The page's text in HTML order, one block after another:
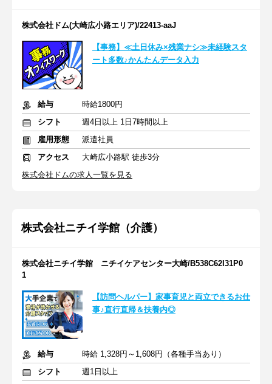
株式会社ドム(大崎広小路エリア)/22413-aaJ
【事務】≪土日休み×残業ナシ≫未経験スタ
ート多数♪かんたんデータ入力
給与
時給1800円
シフト
週4日以上 1日7時間以上
雇用形態
派遣社員
アクセス
大崎広小路駅 徒歩3分
株式会社ドムの求人一覧を見る
株式会社ニチイ学館（介護）
株式会社ニチイ学館 ニチイケアセンター大崎/B538C62I31P0
1
【訪問ヘルパー】家事育児と両立できるお仕
事♪直行直帰＆扶養内◎
給与
時給 1,328円～1,608円（各種手当あり）
シフト
週1日以上